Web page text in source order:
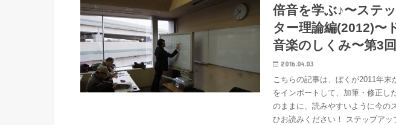
倍音を学ぶ♪〜ステ
ター理論編(2012)〜
音楽のしくみ〜第3
2016.04.03
こちらの記事は、ぼくが2011年
をインポートして、加筆・修正し
のままに、読みやすいように今の
ひお読みください！ ステップア